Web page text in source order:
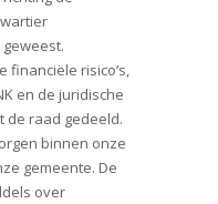
risico’s,
en de juridische
de raad gedeeld.
binnen onze
gemeente. De
over